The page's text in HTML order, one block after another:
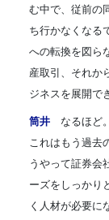
む中で、従前の
ち行かなくなる
への転換を図ら
産取引、それか
ジネスを展開で
筒井 なるほど
これはもう過去
うやって証券会
ーズをしっかり
く人材が必要に